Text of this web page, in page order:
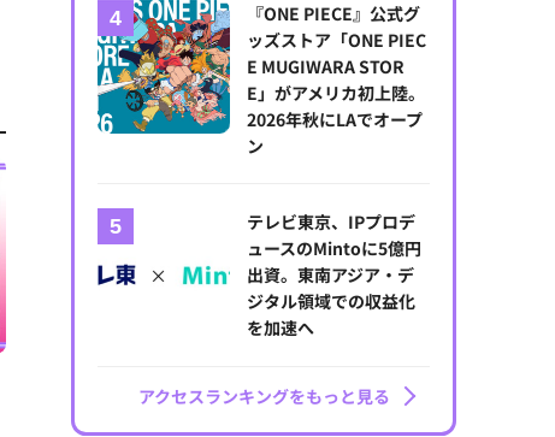
『ONE PIECE』公式グ
ッズストア「ONE PIEC
E MUGIWARA STOR
E」がアメリカ初上陸。
2026年秋にLAでオープ
ン
テレビ東京、IPプロデ
ュースのMintoに5億円
出資。東南アジア・デ
ジタル領域での収益化
を加速へ
アクセスランキングをもっと見る